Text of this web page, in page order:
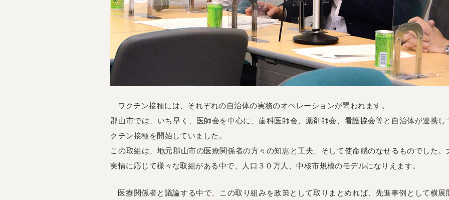
ワクチン接種には、それぞれの自治体の実務のオペレーションが問われます。
郡山市では、いち早く、医師会を中心に、歯科医師会、薬剤師会、看護協会等と自治体が連携
クチン接種を開始していました。
この取組は、地元郡山市の医療関係者の方々の知恵と工夫、そして使命感のなせるものでした
実情に応じて様々な取組がある中で、人口３０万人、中核市規模のモデルになりえます。
医療関係者と議論する中で、この取り組みを政策として取りまとめれば、先進事例として横展